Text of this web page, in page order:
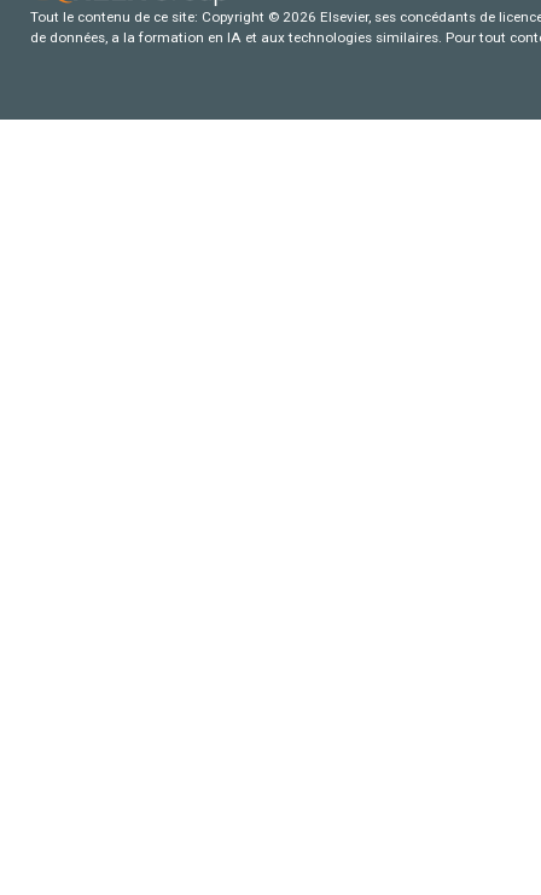
Tout le contenu de ce site: Copyright © 2026 Elsevier, ses concédants de
de données, a la formation en IA et aux technologies similaires. Pour tout